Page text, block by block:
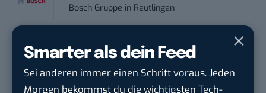
Smarter als dein Feed
Sei anderen immer einen Schritt voraus. Jeden
Morgen bekommst du die wichtigsten Tech-
Bosch Gruppe in Reutlingen
Volontärin / Volontär für
Kommunikation mit d...
DIHK | Deutsche Industrie- und
HandelskammerinBerlin